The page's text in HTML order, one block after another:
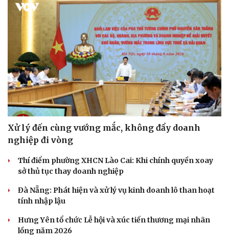
Xử lý đến cùng vướng mắc, không đẩy doanh
nghiệp đi vòng
Thí điểm phường XHCN Lào Cai: Khi chính quyền xoay
sở thủ tục thay doanh nghiệp
Đà Nẵng: Phát hiện và xử lý vụ kinh doanh lô than hoạt
tính nhập lậu
Hưng Yên tổ chức Lễ hội và xúc tiến thương mại nhãn
lồng năm 2026